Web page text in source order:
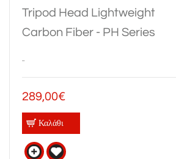
Tripod Head Lightweight
Carbon Fiber - PH Series
..
289,00€
Καλάθι